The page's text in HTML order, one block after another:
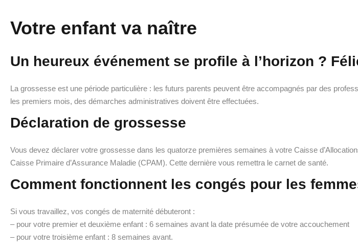
Votre enfant va naître
Un heureux événement se profile à l’horizon ?
La grossesse est une période particulière : les futurs parents peuvent être accompagnés par des
les premiers mois, des démarches administratives doivent être effectuées.
Déclaration de grossesse
Vous devez déclarer votre grossesse dans les quatorze premières semaines à votre Caisse
Caisse Primaire d’Assurance Maladie (CPAM). Cette dernière vous remettra le carnet de santé.
Comment fonctionnent les congés pour les
Si vous travaillez, vos congés de maternité débuteront :
– pour votre premier et deuxième enfant : 6 semaines avant la date présumée de votre accouchement
– pour votre troisième enfant : 8 semaines avant.